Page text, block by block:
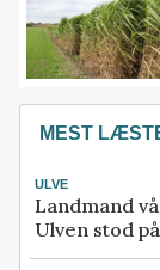
MEST
ULVE
Landmand
Ulven stod